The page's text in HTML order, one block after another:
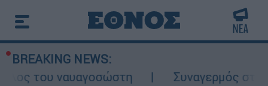
BREAKING NEWS:
του ναυαγοσώστη
Συναγερμός